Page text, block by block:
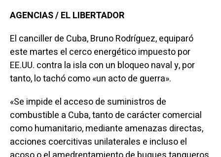
AGENCIAS / EL LIBERTADOR
El canciller de Cuba, Bruno Rodríguez, equiparó
este martes el cerco energético impuesto por
EE.UU. contra la isla con un bloqueo naval y, por
tanto, lo tachó como «un acto de guerra».
«Se impide el acceso de suministros de
combustible a Cuba, tanto de carácter comercial
como humanitario, mediante amenazas directas,
acciones coercitivas unilaterales e incluso el